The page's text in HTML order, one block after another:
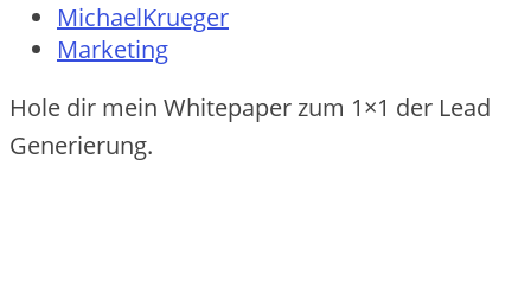
MichaelKrueger
Marketing
Hole dir mein Whitepaper zum 1×1 der Lead
Generierung.